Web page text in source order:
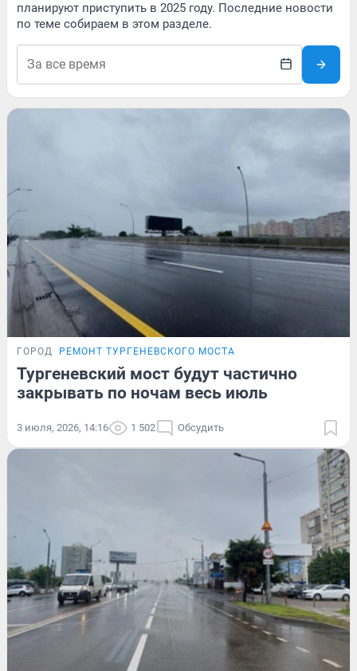
планируют приступить в 2025 году. Последние новости
по теме собираем в этом разделе.
ГОРОД РЕМОНТ ТУРГЕНЕВСКОГО МОСТА
Тургеневский мост будут частично
закрывать по ночам весь июль
3 июля, 2026, 14:16 1 502 Обсудить